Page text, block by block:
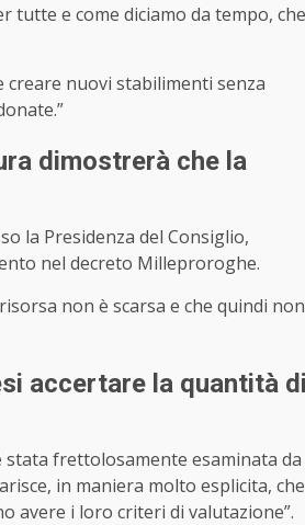
tutte e come diciamo da tempo, che
nuovi stabilimenti senza
dimostrerà che la
la Presidenza del Consiglio,
nel decreto Milleproroghe.
non è scarsa e che quindi non
accertare la quantità
stata frettolosamente esaminata da
in maniera molto esplicita, che
avere i loro criteri di valutazione”.